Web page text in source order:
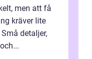
men att få
kräver lite
detaljer,